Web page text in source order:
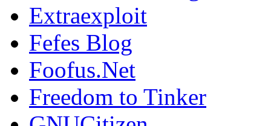
Extraexploit
Fefes Blog
Foofus.Net
Freedom to Tinker